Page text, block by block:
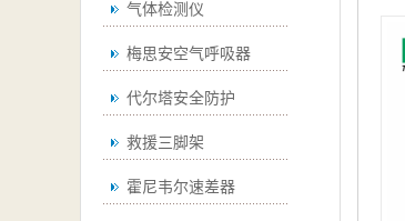
气体检测仪
梅思安空气呼吸器
代尔塔安全防护
救援三脚架
霍尼韦尔速差器